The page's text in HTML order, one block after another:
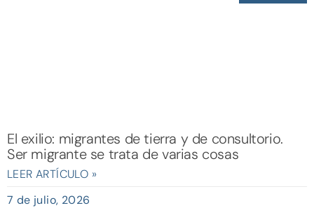
El exilio: migrantes de tierra y de consultorio.
Ser migrante se trata de varias cosas
LEER ARTÍCULO »
7 de julio, 2026